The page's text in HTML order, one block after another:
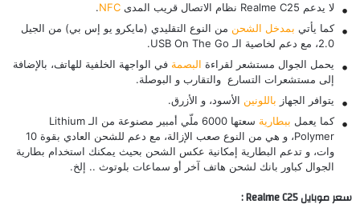
لا يدعم Realme C25 نظام الاتصال قريب المدى
NFC
.
كما يأتي بمدخل الشحن من النوع التقليدي (مايكرو يو إس بي) من الجيل
2.0، مع دعم لخاصية الـ USB On The Go.
يحمل الجوال مستشعر لقراءة البصمة في الواجهة الخلفية للهاتف، بالإضافة
إلى مستشعرات التسارع والتقارب و البوصلة.
يتوافر الجهاز باللونين الأسود، و الأزرق.
كما يعمل ببطارية
سعتها 6000 ملّي أمبير مصنوعة من الـ Lithium
Polymer، و هي من النوع صعب الإزالة، مع دعم للشحن العادي بقوة 10
وات، و تدعم البطارية إمكانية عكس الشحن بحيث يمكنك استخدام بطارية
الجوال كباور بانك لشحن هاتف آخر أو سماعات بلوتوث .. إلخ.
سعر موبايل Realme C25 :